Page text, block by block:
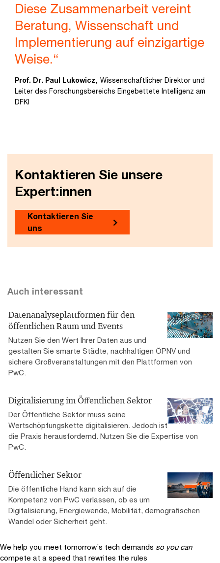
Diese Zusammenarbeit vereint
Beratung, Wissenschaft und
Implementierung auf einzigartige
Weise.“
Prof. Dr. Paul Lukowicz, Wissenschaftlicher Direktor und
Leiter des Forschungsbereichs Eingebettete Intelligenz am
DFKI
Kontaktieren Sie unsere
Expert:innen
Kontaktieren Sie
uns
Auch interessant
Datenanalyseplattformen für den
öffentlichen Raum und Events
Nutzen Sie den Wert Ihrer Daten aus und
gestalten Sie smarte Städte, nachhaltigen ÖPNV und
sichere Großveranstaltungen mit den Plattformen von
PwC.
Digitalisierung im Öﬀentlichen Sektor
Der Öffentliche Sektor muss seine
Wertschöpfungskette digitalisieren. Jedoch ist
die Praxis herausfordernd. Nutzen Sie die Expertise von
PwC.
Öffentlicher Sektor
Die öffentliche Hand kann sich auf die
Kompetenz von PwC verlassen, ob es um
Digitalisierung, Energiewende, Mobilität, demograﬁschen
Wandel oder Sicherheit geht.
We help you meet tomorrow’s tech demands so you can
compete at a speed that rewrites the rules